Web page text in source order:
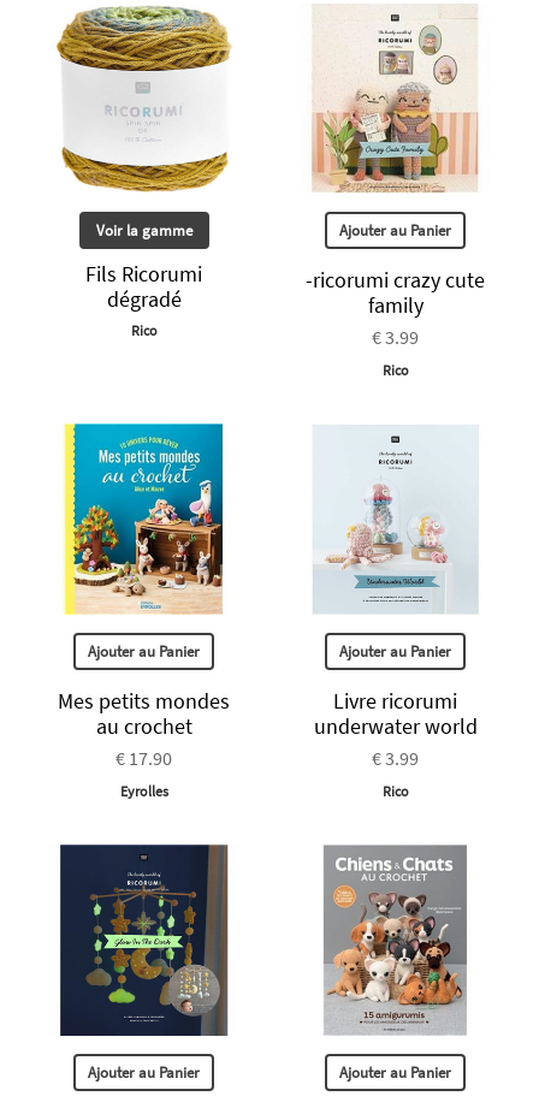
Voir la gamme
Fils Ricorumi
dégradé
Rico
Ajouter au Panier
-ricorumi crazy cute
family
€ 3.99
Rico
Ajouter au Panier
Mes petits mondes
au crochet
€ 17.90
Eyrolles
Ajouter au Panier
Livre ricorumi
underwater world
€ 3.99
Rico
Ajouter au Panier Ajouter au Panier